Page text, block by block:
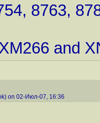
and
on 02-Июл-07, 16:36